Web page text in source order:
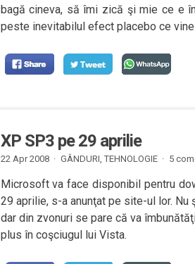
bagă cineva, să îmi zică şi mie ce e
peste inevitabilul efect placebo ce
XP SP3 pe 29 aprilie
22 Apr 2008 · GÂNDURI, TEHNOLOGIE· 5
Microsoft va face disponibil pentru
29 aprilie, s-a anunţat pe site-ul lor.
dar din zvonuri se pare că va
plus în coşciugul lui Vista.